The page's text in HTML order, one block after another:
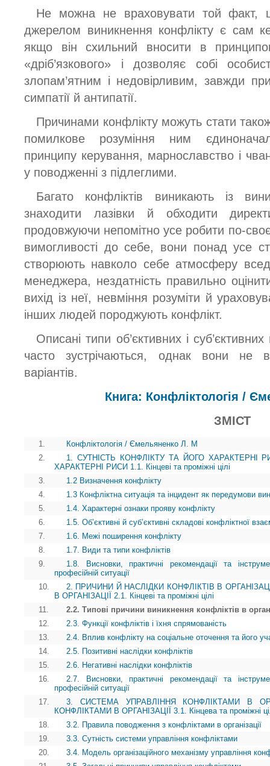
Не можна не враховувати той факт,
джерелом виникнення конфлікту є сам
якщо він схильний вносити в
«дріб’язкового» і дозволяє собі
злопам’ятним і недовірливим, завжди
симпатії й антипатії.
Причинами конфлікту можуть стати
помилкове розуміння ним
принципу керування, марнославство і
у поводженні з підлеглими.
Багато конфліктів виникають із
знаходити лазівки й обходити
продовжуючи непомітно усе робити по-
вимогливості до себе, вони понад усе
створюють навколо себе атмосферу
менеджера, нездатність правильно
вихід із неї, невміння розуміти й
інших людей породжують конфлікт.
Описані типи об’єктивних і
часто зустрічаються, однак вони не
варіантів.
Книга: Конфліктологія /
ЗМІСТ
1.
Конфліктологія / Ємельяненко Л. М
2.
1. СУТНІСТЬ КОНФЛІКТУ ТА ЙОГО ХАРАКТЕРНІ
ХАРАКТЕРНІ РИСИ 1.1. Кінцеві та проміжні цілі
3.
1.2 Визначення конфлікту
4.
1.3 Конфліктна ситуація та інцидент як передумови
5.
1.4. Характерні ознаки прояву конфлікту
6.
1.5. Об’єктивні й суб’єктивні складові конфліктної
7.
1.6. Межі поширення конфлікту
8.
1.7. Види та типи конфліктів
9.
1.8. Висновки, практичні рекомендації та
професійній ситуації
10.
2. ПРИЧИНИ Й НАСЛІДКИ КОНФЛІКТІВ В
В ОРГАНІЗАЦІЇ 2.1. Кінцеві та проміжні цілі
11.
2.2. Типові причини виникнення конфліктів в
12.
2.3. Функції конфліктів і їхня спрямованість
13.
2.4. Вплив конфлікту на соціальне оточення та його
14.
2.5. Позитивні наслідки конфліктів
15.
2.6. Негативні наслідки конфліктів
16.
2.7. Висновки, практичні рекомендації та
професійній ситуації
17.
3. СИСТЕМА УПРАВЛІННЯ КОНФЛІКТАМИ В
КОНФЛІКТАМИ В ОРГАНІЗАЦІЇ 3.1. Кінцева та проміжні
18.
3.2. Правила поводження з конфліктами в організації
19.
3.3. Сутність системи управління конфліктами
20.
3.4. Модель організаційного механізму управління